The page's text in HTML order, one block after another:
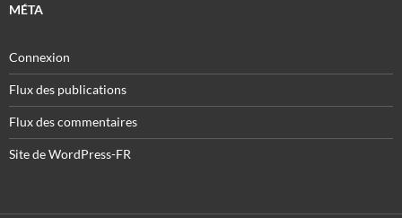
MÉTA
Connexion
Flux des publications
Flux des commentaires
Site de WordPress-FR